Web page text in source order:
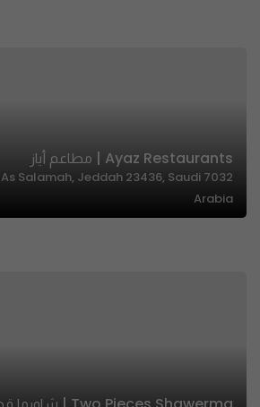
Ayaz Restaurants | مطاعم أياز
As Salamah, Jeddah 23436, Saudi
Arabia